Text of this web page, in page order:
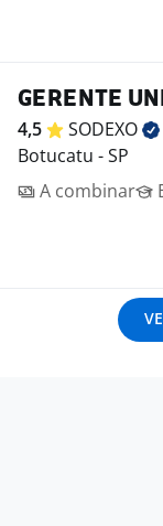
GERENTE
4,5
SODEXO
Botucatu - SP
A combinar